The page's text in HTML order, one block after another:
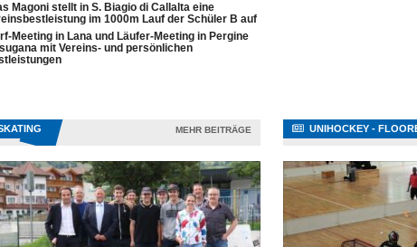
Magoni stellt in S. Biagio di Callalta eine
im 1000m Lauf der Schüler B auf
Meeting in Lana und Läufer-Meeting in Pergine
mit Vereins- und persönlichen
MEHR BEITRÄGE UNIHOCKEY -